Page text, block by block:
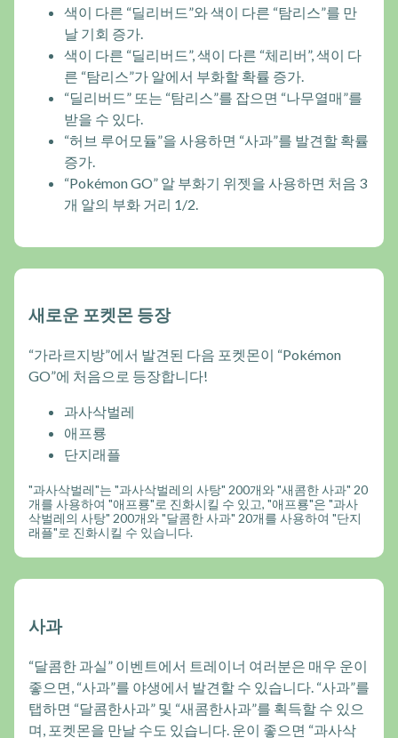
색이 다른 “딜리버드”와 색이 다른 “탐리스”를 만
날 기회 증가.
색이 다른 “딜리버드”, 색이 다른 “체리버”, 색이 다
른 “탐리스”가 알에서 부화할 확률 증가.
“딜리버드” 또는 “탐리스”를 잡으면 “나무열매”를
받을 수 있다.
“허브 루어모듈”을 사용하면 “사과”를 발견할 확률
증가.
“Pokémon GO” 알 부화기 위젯을 사용하면 처음 3
개 알의 부화 거리 1/2.
새로운 포켓몬 등장
“가라르지방”에서 발견된 다음 포켓몬이 “Pokémon
GO”에 처음으로 등장합니다!
과사삭벌레
애프룡
단지래플
"과사삭벌레"는 "과사삭벌레의 사탕" 200개와 "새콤한 사과" 20
개를 사용하여 "애프룡"로 진화시킬 수 있고, "애프룡"은 "과사
삭벌레의 사탕" 200개와 "달콤한 사과" 20개를 사용하여 "단지
래플"로 진화시킬 수 있습니다.
사과
“달콤한 과실” 이벤트에서 트레이너 여러분은 매우 운이
좋으면, “사과”를 야생에서 발견할 수 있습니다. “사과”를
탭하면 “달콤한사과” 및 “새콤한사과”를 획득할 수 있으
며, 포켓몬을 만날 수도 있습니다. 운이 좋으면 “과사삭